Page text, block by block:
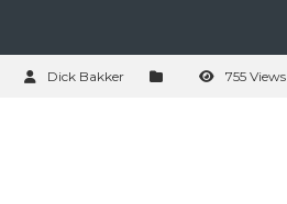
Dick Bakker 755 Views